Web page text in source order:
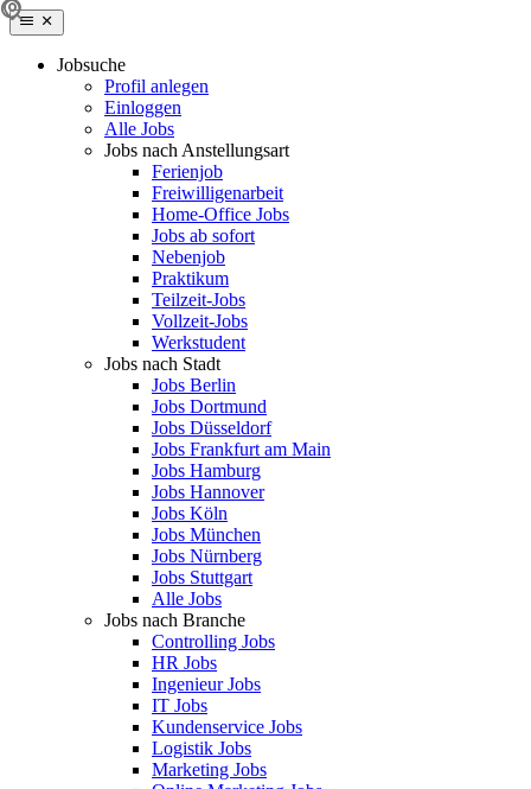
Jobsuche
Profil anlegen
Einloggen
Alle Jobs
Jobs nach Anstellungsart
Ferienjob
Freiwilligenarbeit
Home-Office Jobs
Jobs ab sofort
Nebenjob
Praktikum
Teilzeit-Jobs
Vollzeit-Jobs
Werkstudent
Jobs nach Stadt
Jobs Berlin
Jobs Dortmund
Jobs Düsseldorf
Jobs Frankfurt am Main
Jobs Hamburg
Jobs Hannover
Jobs Köln
Jobs München
Jobs Nürnberg
Jobs Stuttgart
Alle Jobs
Jobs nach Branche
Controlling Jobs
HR Jobs
Ingenieur Jobs
IT Jobs
Kundenservice Jobs
Logistik Jobs
Marketing Jobs